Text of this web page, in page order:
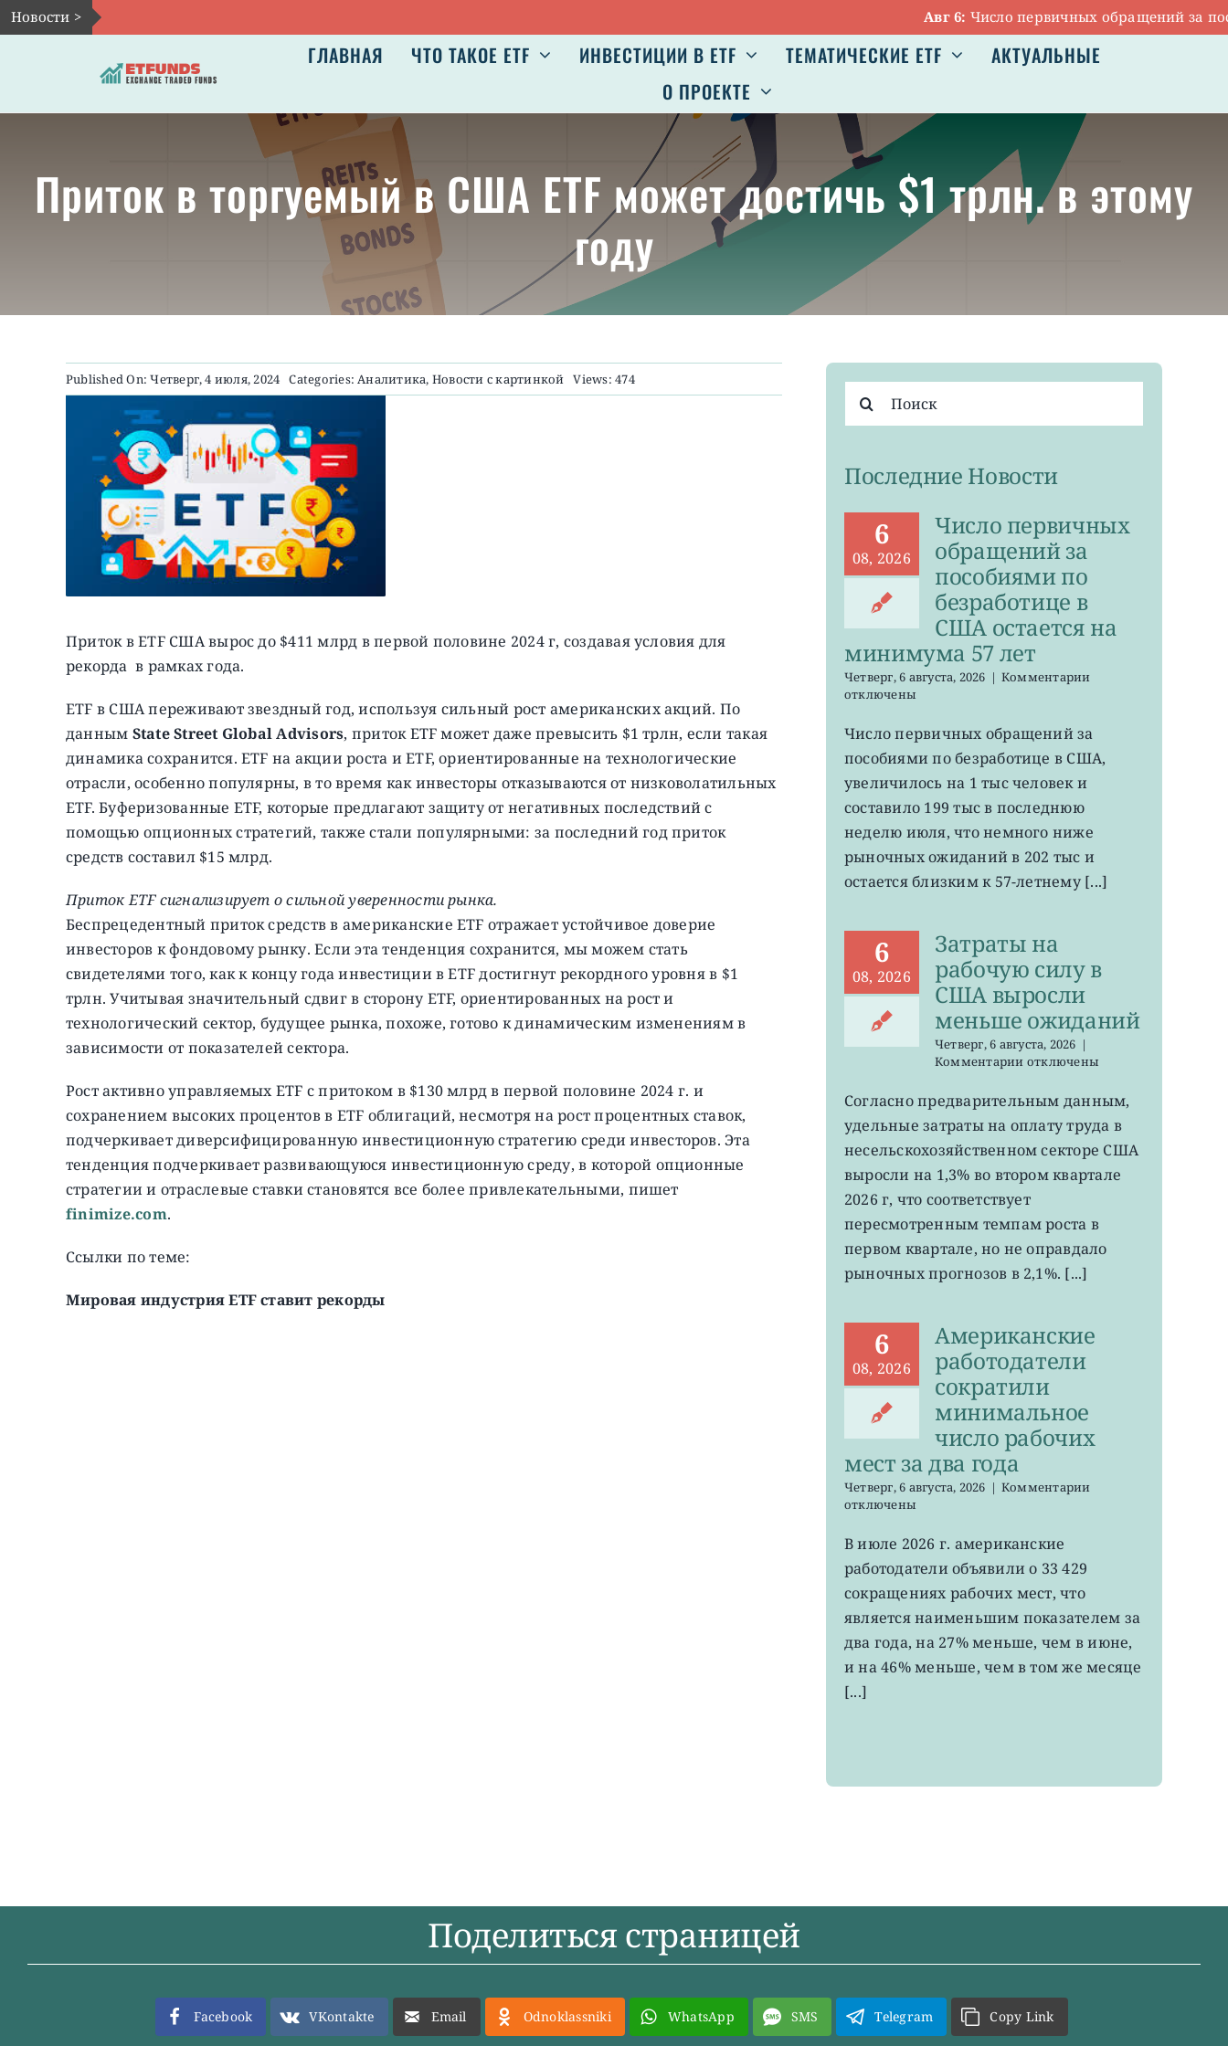
Skip
to
Новости > Авг 6:Число первичных обращений за
ГЛАВНАЯ ЧТО ТАКОЕ ETF ИНВЕСТИЦИИ В ETF ТЕМАТИЧЕСКИЕ ETF
АКТУАЛЬНЫЕ
О ПРОЕКТЕ
Приток в торгуемый в США ETF может достичь $1 трлн. в этому
году
Published On: Четверг, 4 июля, 2024 Categories:Аналитика, Новости с картинкой Views: 474
Приток в ETF США вырос до $411 млрд в первой половине 2024 г, создавая условия для
рекорда в рамках года.
ETF в США переживают звездный год, используя сильный рост американских акций. По
данным State Street Global Advisors, приток ETF может даже превысить $1 трлн, если такая
динамика сохранится. ETF на акции роста и ETF, ориентированные на технологические
отрасли, особенно популярны, в то время как инвесторы отказываются от низковолатильных
ETF. Буферизованные ETF, которые предлагают защиту от негативных последствий с
помощью опционных стратегий, также стали популярными: за последний год приток
средств составил $15 млрд.
Приток ETF сигнализирует о сильной уверенности рынка.
Беспрецедентный приток средств в американские ETF отражает устойчивое доверие
инвесторов к фондовому рынку. Если эта тенденция сохранится, мы можем стать
свидетелями того, как к концу года инвестиции в ETF достигнут рекордного уровня в $1
трлн. Учитывая значительный сдвиг в сторону ETF, ориентированных на рост и
технологический сектор, будущее рынка, похоже, готово к динамическим изменениям в
зависимости от показателей сектора.
Рост активно управляемых ETF с притоком в $130 млрд в первой половине 2024 г. и
сохранением высоких процентов в ETF облигаций, несмотря на рост процентных ставок,
подчеркивает диверсифицированную инвестиционную стратегию среди инвесторов. Эта
тенденция подчеркивает развивающуюся инвестиционную среду, в которой опционные
стратегии и отраслевые ставки становятся все более привлекательными, пишет
finimize.com.
Ссылки по теме:
Мировая индустрия ETF ставит рекорды
поиска:
Последние Новости
6
08, 2026
Число первичных
обращений за
пособиями по
безработице в
США остается на
минимума 57 лет
Четверг, 6 августа, 2026 | Комментариик
первичных
за
в
остается
на
отключены
Число первичных обращений за
пособиями по безработице в США,
увеличилось на 1 тыс человек и
составило 199 тыс в последнюю
неделю июля, что немного ниже
рыночных ожиданий в 202 тыс и
остается близким к 57-летнему [...]
6
08, 2026
Затраты на
рабочую силу в
США выросли
меньше ожиданий
Четверг, 6 августа, 2026 |
Комментариик
Затраты
рабочую
силу
США
выросли
ожиданий
отключены
Согласно предварительным данным,
удельные затраты на оплату труда в
несельскохозяйственном секторе США
выросли на 1,3% во втором квартале
2026 г, что соответствует
пересмотренным темпам роста в
первом квартале, но не оправдало
рыночных прогнозов в 2,1%. [...]
6
08, 2026
Американские
работодатели
сократили
минимальное
число рабочих
мест за два года
Четверг, 6 августа, 2026 | Комментариик
мест
за
года
отключены
В июле 2026 г. американские
работодатели объявили о 33 429
сокращениях рабочих мест, что
является наименьшим показателем за
два года, на 27% меньше, чем в июне,
и на 46% меньше, чем в том же месяце
[...]
Поделиться страницей
Facebook VKontakte Email Odnoklassniki WhatsApp SMS Telegram Copy Link